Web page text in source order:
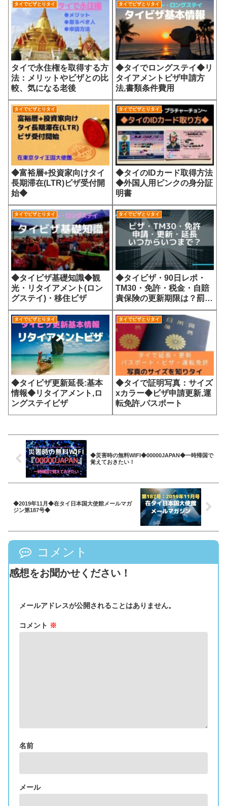
タイでビザとりタイ
タイで永住権を取得する方
法：メリットやビザとの比
較、気になる老後
タイでビザとりタイ
◆タイでロングステイ◆リ
タイアメントビザ申請方
法,書類条件費用
タイでビザとりタイ
◆富裕層+投資家向けタイ
長期滞在(LTR)ビザ受付開
始◆
タイでビザとりタイ
◆タイのIDカード取得方法
◆外国人用ピンクの身分証
明書
タイでビザとりタイ
◆タイビザ基礎知識◆観
光・リタイアメント(ロン
グステイ)・移住ビザ
タイでビザとりタイ
◆タイビザ・90日レポ・
TM30・免許・税金・自賠
責保険の更新期限は？罰金
は？
タイでビザとりタイ
◆タイビザ更新延長:基本
情報◆リタイアメント,ロ
ングステイビザ
タイでビザとりタイ
◆タイで証明写真：サイズ
xカラー◆ビザ申請更新,運
転免許,パスポート
◆災害時の無料WIFI◆00000JAPAN◆一時帰国で
覚えておきたい！
◆2019年11月◆在タイ日本国大使館メールマガ
ジン第187号◆
コメント
感想をお聞かせください！
メールアドレスが公開されることはありません。
コメント ※
名前
メール